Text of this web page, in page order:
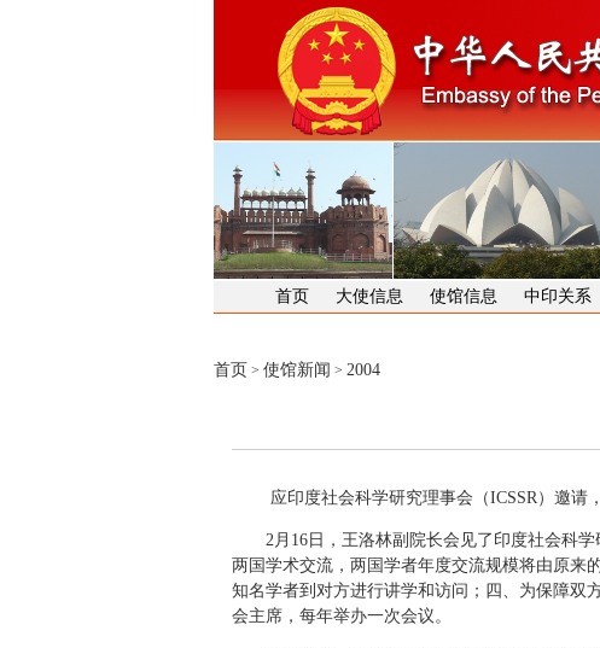
首页 大使信息 使馆信息 中印关系
首页 > 使馆新闻 > 2004
应印度社会科学研究理事会（ICSSR）邀请
2月16日，王洛林副院长会见了印度社会科学
两国学术交流，两国学者年度交流规模将由原来
知名学者到对方进行讲学和访问；四、为保障双
会主席，每年举办一次会议。